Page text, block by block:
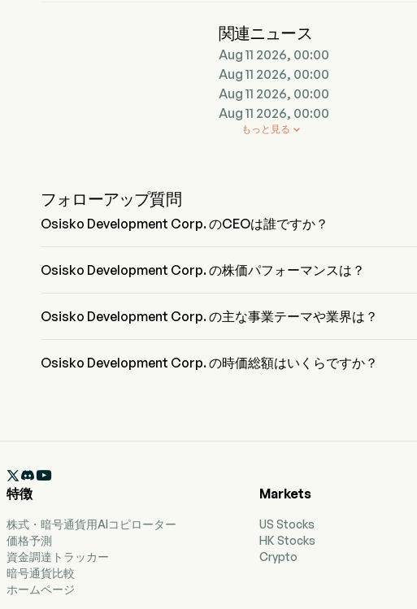
関連ニュース
Aug 11 2026, 00:00
Aug 11 2026, 00:00
Aug 11 2026, 00:00
Aug 11 2026, 00:00

もっと見る
フォローアップ質問
Osisko Development Corp. のCEOは誰ですか？
2020 から在籍しています。
Osisko Development Corp. の株価パフォーマンスは？
動しました。
Osisko Development Corp. の主な事業テーマや業界は？
しています。
Osisko Development Corp. の時価総額はいくらですか？

特徴
株式・暗号通貨用AIコピローター
価格予測
資金調達トラッカー
暗号通貨比較
ホームページ
Markets
US Stocks
HK Stocks
Crypto